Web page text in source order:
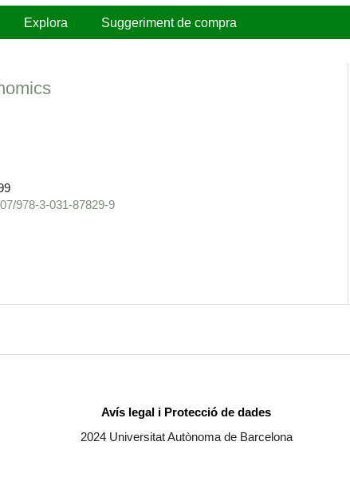
Explora Suggeriment de compra
978-3-031-87829-9
Avís legal i Protecció de dades
2024 Universitat Autònoma de Barcelona